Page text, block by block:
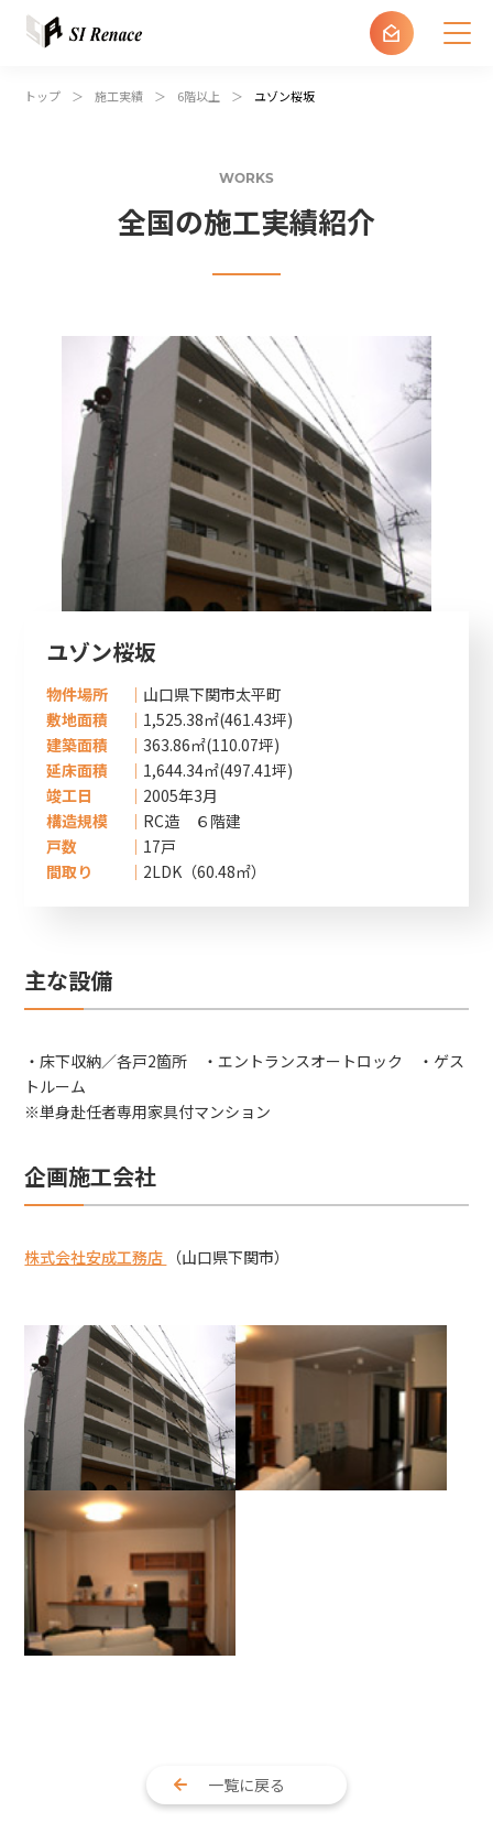
建設・不動産会社の方
ルネス加盟店の方
エス・アイ・ルネスについて
商品紹介
施工実績
トップ 施工実績 6階以上 ユゾン桜坂
WORKS
全国の施工実績紹介
ユゾン桜坂
物件場所
山口県下関市太平町
敷地面積
1,525.38㎡(461.43坪)
建築面積
363.86㎡(110.07坪)
延床面積
1,644.34㎡(497.41坪)
竣工日
2005年3月
構造規模
RC造 ６階建
戸数
17戸
間取り
2LDK（60.48㎡）
主な設備
・床下収納／各戸2箇所 ・エントランスオートロック ・ゲス
トルーム
※単身赴任者専用家具付マンション
企画施工会社
株式会社安成工務店 （山口県下関市）
一覧に戻る